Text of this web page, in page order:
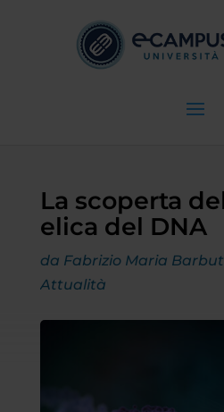
La scoperta
elica del DNA
da Fabrizio Maria
Attualità